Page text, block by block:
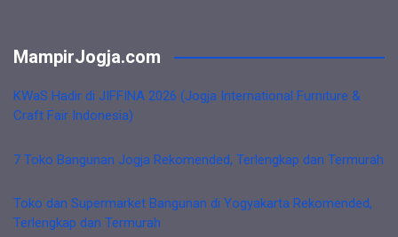
MampirJogja.com
KWaS Hadir di JIFFINA 2026 (Jogja International Furniture &
Craft Fair Indonesia)
7 Toko Bangunan Jogja Rekomended, Terlengkap dan Termurah
Toko dan Supermarket Bangunan di Yogyakarta Rekomended,
Terlengkap dan Termurah